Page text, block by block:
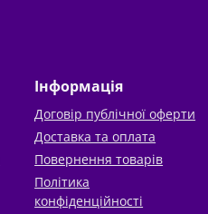
Інформація
Договір публічної оферти
Доставка та оплата
Повернення товарів
Політика
конфіденційності